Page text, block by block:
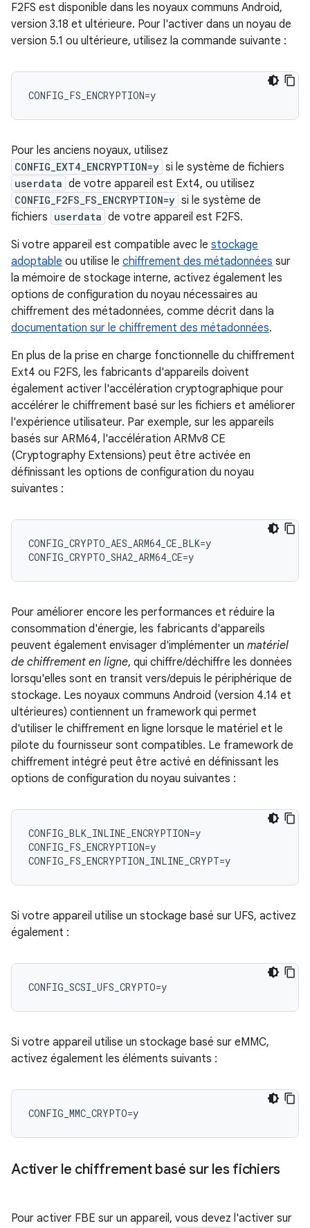
F2FS est disponible dans les noyaux communs Android,
version 3.18 et ultérieure. Pour l'activer dans un noyau de
version 5.1 ou ultérieure, utilisez la commande suivante :
Pour les anciens noyaux, utilisez
CONFIG_EXT4_ENCRYPTION=y si le système de fichiers
userdata de votre appareil est Ext4, ou utilisez
CONFIG_F2FS_FS_ENCRYPTION=y si le système de
fichiers userdata de votre appareil est F2FS.
Si votre appareil est compatible avec le stockage
adoptable ou utilise le chiffrement des métadonnées sur
la mémoire de stockage interne, activez également les
options de configuration du noyau nécessaires au
chiffrement des métadonnées, comme décrit dans la
documentation sur le chiffrement des métadonnées.
En plus de la prise en charge fonctionnelle du chiffrement
Ext4 ou F2FS, les fabricants d'appareils doivent
également activer l'accélération cryptographique pour
accélérer le chiffrement basé sur les fichiers et améliorer
l'expérience utilisateur. Par exemple, sur les appareils
basés sur ARM64, l'accélération ARMv8 CE
(Cryptography Extensions) peut être activée en
définissant les options de configuration du noyau
suivantes :
CONFIG_CRYPTO_AES_ARM64_CE_BLK=y
Pour améliorer encore les performances et réduire la
consommation d'énergie, les fabricants d'appareils
peuvent également envisager d'implémenter un matériel
de chiffrement en ligne, qui chiffre/déchiffre les données
lorsqu'elles sont en transit vers/depuis le périphérique de
stockage. Les noyaux communs Android (version 4.14 et
ultérieures) contiennent un framework qui permet
d'utiliser le chiffrement en ligne lorsque le matériel et le
pilote du fournisseur sont compatibles. Le framework de
chiffrement intégré peut être activé en définissant les
options de configuration du noyau suivantes :
CONFIG_BLK_INLINE_ENCRYPTION=y
CONFIG_FS_ENCRYPTION=y
Si votre appareil utilise un stockage basé sur UFS, activez
également :
Si votre appareil utilise un stockage basé sur eMMC,
activez également les éléments suivants :
Activer le chiffrement basé sur les fichiers
Pour activer FBE sur un appareil, vous devez l'activer sur